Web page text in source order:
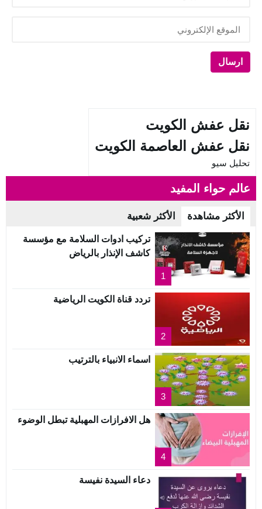
نقل عفش الكويت
نقل عفش العاصمة الكويت
تحليل سيو
عالم حواء المفيد
الأكثر مشاهدة الأكثر شعبية
1
تركيب ادوات السلامة مع مؤسسة
كاشف الإنذار بالرياض
2
تردد قناة الكويت الرياضية
3
اسماء الانبياء بالترتيب
4
هل الافرازات المهبلية تبطل الوضوء
دعاء السيدة نفيسة